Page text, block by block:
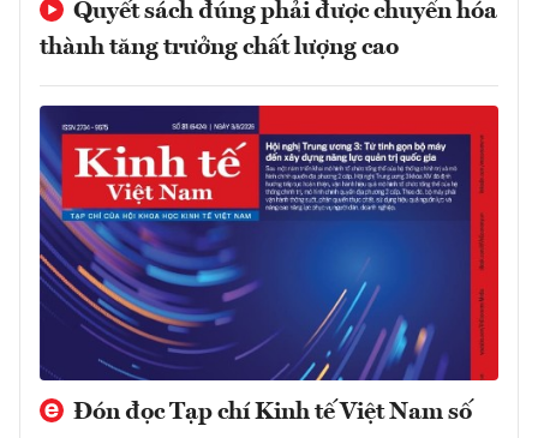
Quyết sách đúng phải được chuyển hóa
thành tăng trưởng chất lượng cao
Đón đọc Tạp chí Kinh tế Việt Nam số